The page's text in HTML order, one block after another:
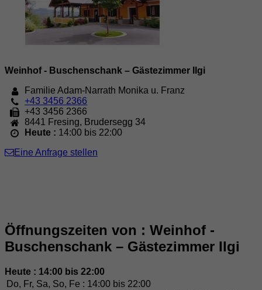
Weinhof - Buschenschank – Gästezimmer Ilgi
Familie Adam-Narrath Monika u. Franz
+43 3456 2366
+43 3456 2366
8441
Fresing, Brudersegg 34
Heute : 14:00 bis 22:00
Eine Anfrage stellen
Öffnungszeiten von : Weinhof -
Buschenschank – Gästezimmer Ilgi
Heute : 14:00 bis 22:00
Do, Fr, Sa, So, Fe : 14:00 bis 22:00